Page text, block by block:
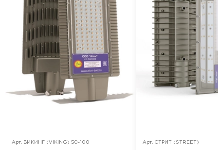
Арт. ВИКИНГ (VIKING) 50-100 Арт. СТРИТ (STREET)